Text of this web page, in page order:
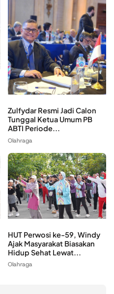
Zulfydar Resmi Jadi Calon
Tunggal Ketua Umum PB
ABTI Periode...
Olahraga
HUT Perwosi ke-59, Windy
Ajak Masyarakat Biasakan
Hidup Sehat Lewat...
Olahraga